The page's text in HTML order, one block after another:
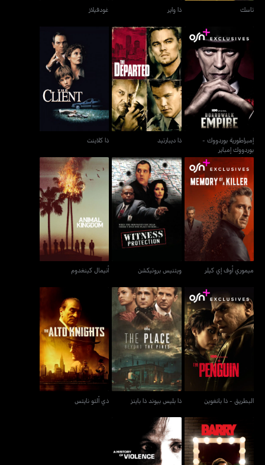
تاسك ذا واير غودفيلاز
إمبراطورية بوردووك -
بوردووك إمباير
إمبراطورية بوردووك -
بوردووك إمباير
ذا ديبارتيد
ذا ديبارتيد
ذا كلاينت
ذا كلاينت
ميموري أوف إي كيلر
ميموري أوف إي كيلر
ويتنيس بروتيكشن
ويتنيس بروتيكشن
أنيمال كينغدوم
أنيمال كينغدوم
البطريق - ذا بانغوين
البطريق - ذا بانغوين
ذا بليس بيوند ذا باينز
ذا بليس بيوند ذا باينز
ذي ألتو نايتس
ذي ألتو نايتس